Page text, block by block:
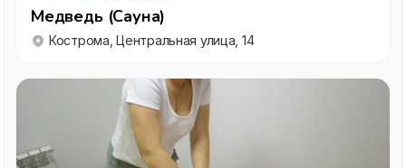
Медведь (Сауна)
Кострома, Центральная улица, 14